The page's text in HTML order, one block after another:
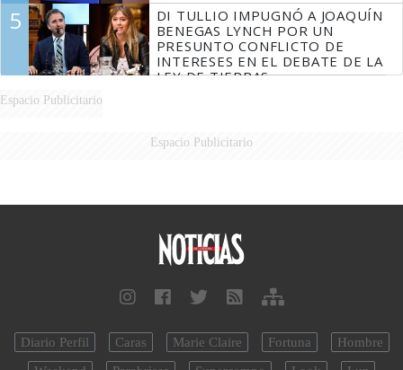
5
DI TULLIO IMPUGNÓ A JOAQUÍN
BENEGAS LYNCH POR UN
PRESUNTO CONFLICTO DE
INTERESES EN EL DEBATE DE LA
LEY DE TIERRAS
Espacio Publicitario
Espacio Publicitario
Diario Perfil Caras Marie Claire Fortuna
Hombre